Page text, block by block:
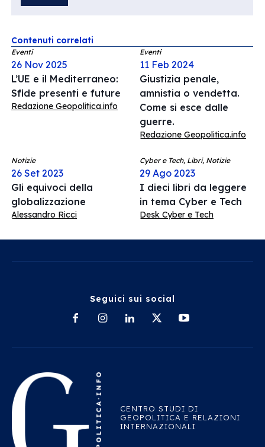
Contenuti correlati
Eventi
26 Nov 2025
L’UE e il Mediterraneo:
Sfide presenti e future
Redazione Geopolitica.info
Eventi
11 Feb 2024
Giustizia penale,
amnistia o vendetta.
Come si esce dalle
guerre.
Redazione Geopolitica.info
Notizie
26 Set 2023
Gli equivoci della
globalizzazione
Alessandro Ricci
Cyber e Tech, Libri, Notizie
29 Ago 2023
I dieci libri da leggere
in tema Cyber e Tech
Desk Cyber e Tech
Seguici sui social
CENTRO STUDI DI
GEOPOLITICA E RELAZIONI
INTERNAZIONALI